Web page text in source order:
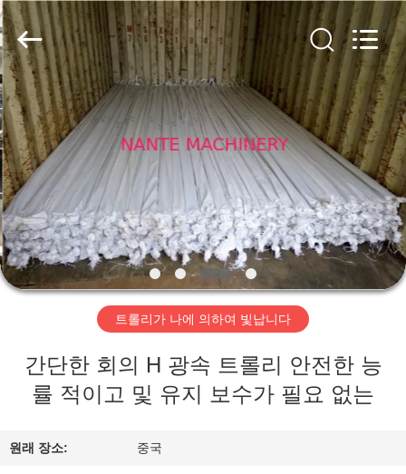
홈
제
작
품
회
품
질
전
기
와
이
어
로
프
호
이
스
트
협
력
업
체.
Copyright
©
2015
-
2020
crane-
component.com.
트롤리가 나에 의하여 빛납니다
간단한 회의 H 광속 트롤리 안전한 능
률 적이고 및 유지 보수가 필요 없는
원래 장소: 중국